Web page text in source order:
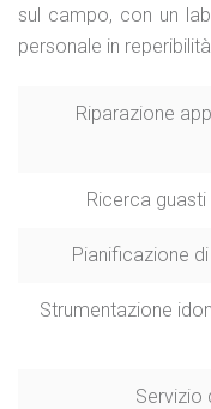
sul campo, con un
personale in
Riparazione
Ricerca
Pianificazione
Strumentazione
Servizio